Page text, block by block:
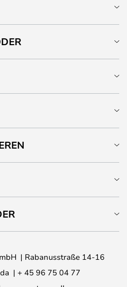
Rabanusstraße 14-16
+ 45 96 75 04 77